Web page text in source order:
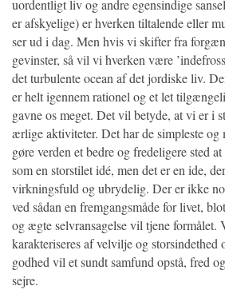
uordentligt liv og andre egensindige
er afskyelige) er hverken tiltalende eller
ser ud i dag. Men hvis vi skifter fra
gevinster, så vil vi hverken være
det turbulente ocean af det jordiske liv.
er helt igennem rationel og et let
gavne os meget. Det vil betyde, at vi er i
ærlige aktiviteter. Det har de simpleste og
gøre verden et bedre og fredeligere sted
som en storstilet idé, men det er en ide,
virkningsfuld og ubrydelig. Der er ikke
ved sådan en fremgangsmåde for livet,
og ægte selvransagelse vil tjene formålet.
karakteriseres af velvilje og
godhed vil et sundt samfund opstå, fred
sejre.